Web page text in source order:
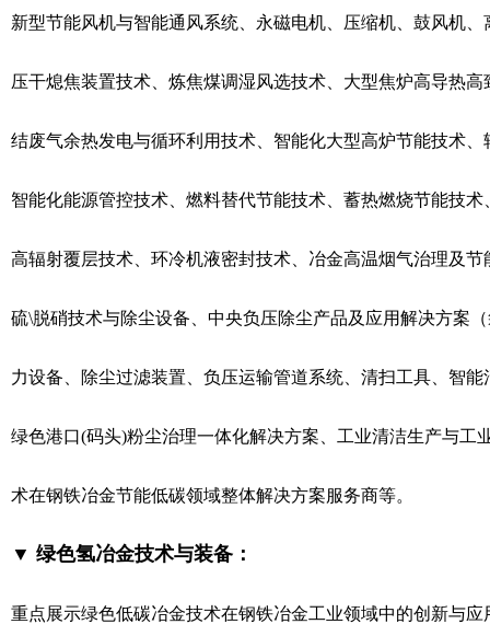
新型节能风机与智能通风系统、 永磁电机、压缩机、鼓风机
压干熄焦装置技术、炼焦煤调湿风选技术、大型焦炉高导热
结废气余热发电与循环利用技术、智能化大型高炉节能技术
智能化能源管控技术、燃料替代节能技术、蓄热燃烧节能技
高辐射覆层技术、环冷机液密封技术、冶金高温烟气治理及
硫\脱硝技术与除尘设备、中央负压除尘产品及应用解决方案
力设备、除尘过滤装置、负压运输管道系统、清扫工具、智
绿色港口(码头)粉尘治理一体化解决方案、工业清洁生产与
术在钢铁冶金节能低碳领域整体解决方案服务商等。
▼ 绿色氢冶金技术与装备：
重点展示绿色低碳冶金技术在钢铁冶金工业领域中的创新与